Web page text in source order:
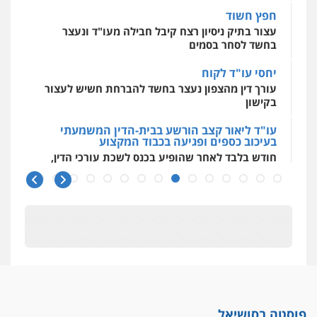
חפץ חשוד
עצור בתיק ניסיון רצח קיבל חבילה מעו"ד ונעצר
בחשד לסחר בסמים
יחסי עו"ד לקוח
עורך דין מהצפון נעצר בחשד להברחת חשיש לעצור
בקישון
עו"ד ליאור קצב הורשע בבית-הדין המשמעתי
בעיכוב כספים ופגיעה בכבוד המקצוע
חודש בלבד לאחר שהופיע בכנס לשכת עורכי הדין,
קצב הורשע
אלה המינויים